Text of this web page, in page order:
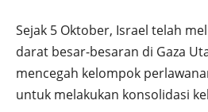
Sejak 5 Oktober, Israel telah
darat besar-besaran di Gaza
mencegah kelompok
untuk melakukan konsolidasi